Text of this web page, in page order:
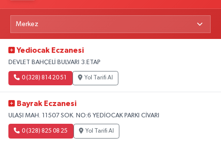
Yediocak Eczanesi
DEVLET BAHÇELİ BULVARI 3.ETAP
0 (328) 814 20 51 Yol Tarifi Al
Bayrak Eczanesi
ULAŞI MAH. 11507 SOK. NO:6 YEDİOCAK PARKI CİVARI
0 (328) 825 08 25 Yol Tarifi Al